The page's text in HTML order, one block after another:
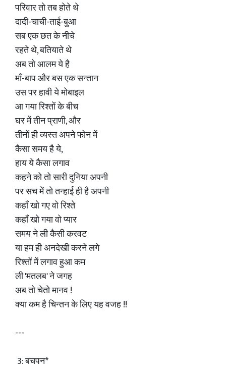
परिवार तो तब होते थे
दादी-चाची-ताई-बुआ
सब एक छत के नीचे
रहते थे, बतियाते थे
अब तो आलम ये है
माँ-बाप और बस एक सन्तान
उस पर हावी ये मोबाइल
आ गया रिश्तों के बीच
घर में तीन प्राणी, और
तीनों ही व्यस्त अपने फोन में
कैसा समय है ये,
हाय ये कैसा लगाव
कहने को तो सारी दुनिया अपनी
पर सच में तो तन्हाई ही है अपनी
कहाँ खो गए वो रिश्ते
कहाँ खो गया वो प्यार
समय ने ली कैसी करवट
या हम ही अनदेखी करने लगे
रिश्तों में लगाव हुआ कम
ली 'मतलब' ने जगह
अब तो चेतो मानव !
क्या कम है चिन्तन के लिए यह वजह !!
---
3: बचपन*